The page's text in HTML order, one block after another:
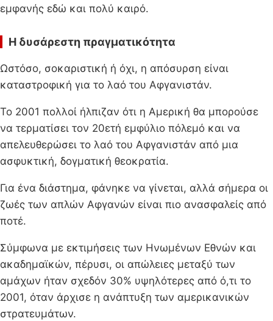
εμφανής εδώ και πολύ καιρό.
Η δυσάρεστη πραγματικότητα
Ωστόσο, σοκαριστική ή όχι, η απόσυρση είναι
καταστροφική για το λαό του Αφγανιστάν.
Το 2001 πολλοί ήλπιζαν ότι η Αμερική θα μπορούσε
να τερματίσει τον 20ετή εμφύλιο πόλεμό και να
απελευθερώσει το λαό του Αφγανιστάν από μια
ασφυκτική, δογματική θεοκρατία.
Για ένα διάστημα, φάνηκε να γίνεται, αλλά σήμερα οι
ζωές των απλών Αφγανών είναι πιο ανασφαλείς από
ποτέ.
Σύμφωνα με εκτιμήσεις των Ηνωμένων Εθνών και
ακαδημαϊκών, πέρυσι, οι απώλειες μεταξύ των
αμάχων ήταν σχεδόν 30% υψηλότερες από ό,τι το
2001, όταν άρχισε η ανάπτυξη των αμερικανικών
στρατευμάτων.